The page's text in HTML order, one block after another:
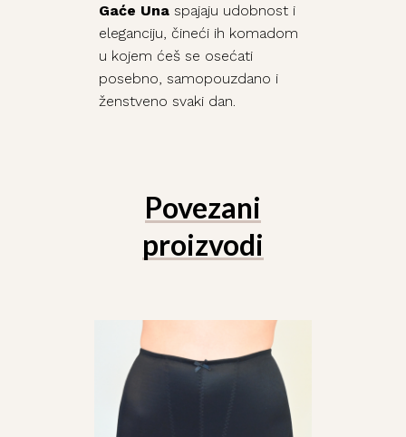
Gaće Una spajaju udobnost i
eleganciju, čineći ih komadom
u kojem ćeš se osećati
posebno, samopouzdano i
ženstveno svaki dan.
Povezani
proizvodi